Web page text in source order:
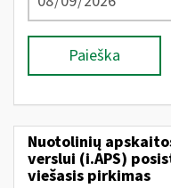
Paieška
Nuotolinių
verslui (i.APS)
viešasis pirkimas